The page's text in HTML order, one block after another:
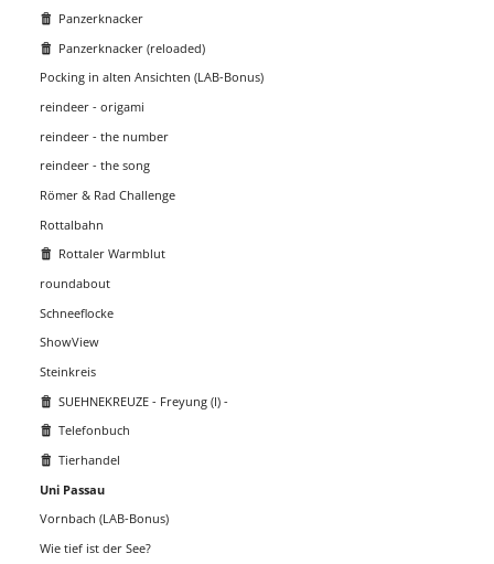
Panzerknacker
Panzerknacker (reloaded)
Pocking in alten Ansichten (LAB-Bonus)
reindeer - origami
reindeer - the number
reindeer - the song
Römer & Rad Challenge
Rottalbahn
Rottaler Warmblut
roundabout
Schneeflocke
ShowView
Steinkreis
SUEHNEKREUZE - Freyung (I) -
Telefonbuch
Tierhandel
Uni Passau
Vornbach (LAB-Bonus)
Wie tief ist der See?